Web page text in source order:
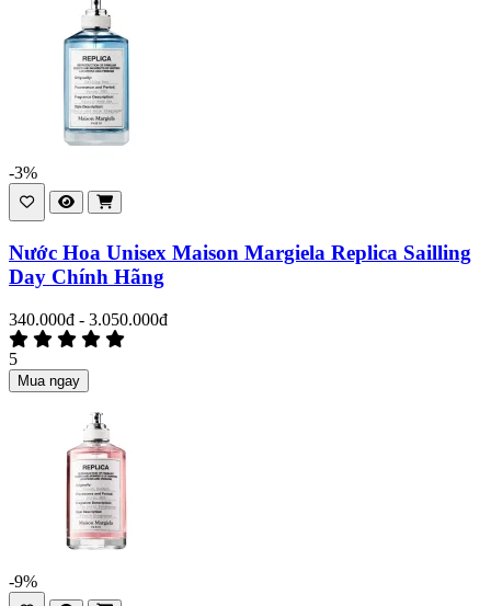
-3%
Nước Hoa Unisex Maison Margiela Replica Sailling
Day Chính Hãng
340.000đ - 3.050.000đ
5
Mua ngay
-9%